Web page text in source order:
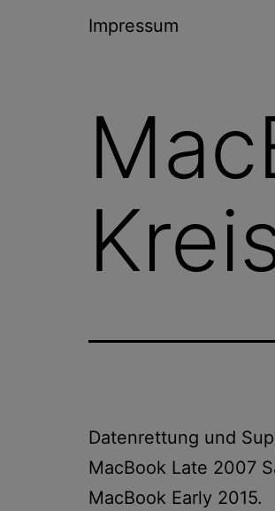
Impressum
Datenrettung und
MacBook Late 2007
MacBook Early 2015.